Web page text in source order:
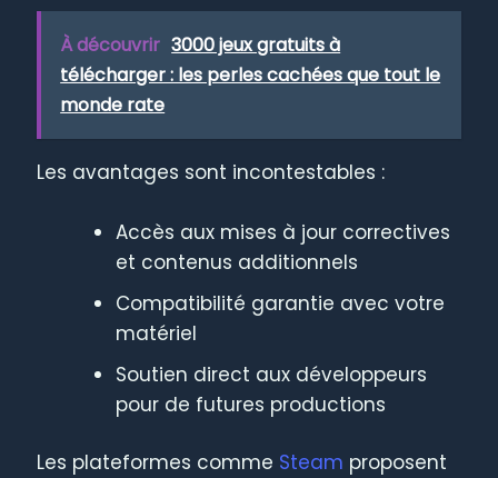
À découvrir 3000 jeux gratuits à
télécharger : les perles cachées que tout le
monde rate
Les avantages sont incontestables :
Accès aux mises à jour correctives
et contenus additionnels
Compatibilité garantie avec votre
matériel
Soutien direct aux développeurs
pour de futures productions
Les plateformes comme Steam proposent